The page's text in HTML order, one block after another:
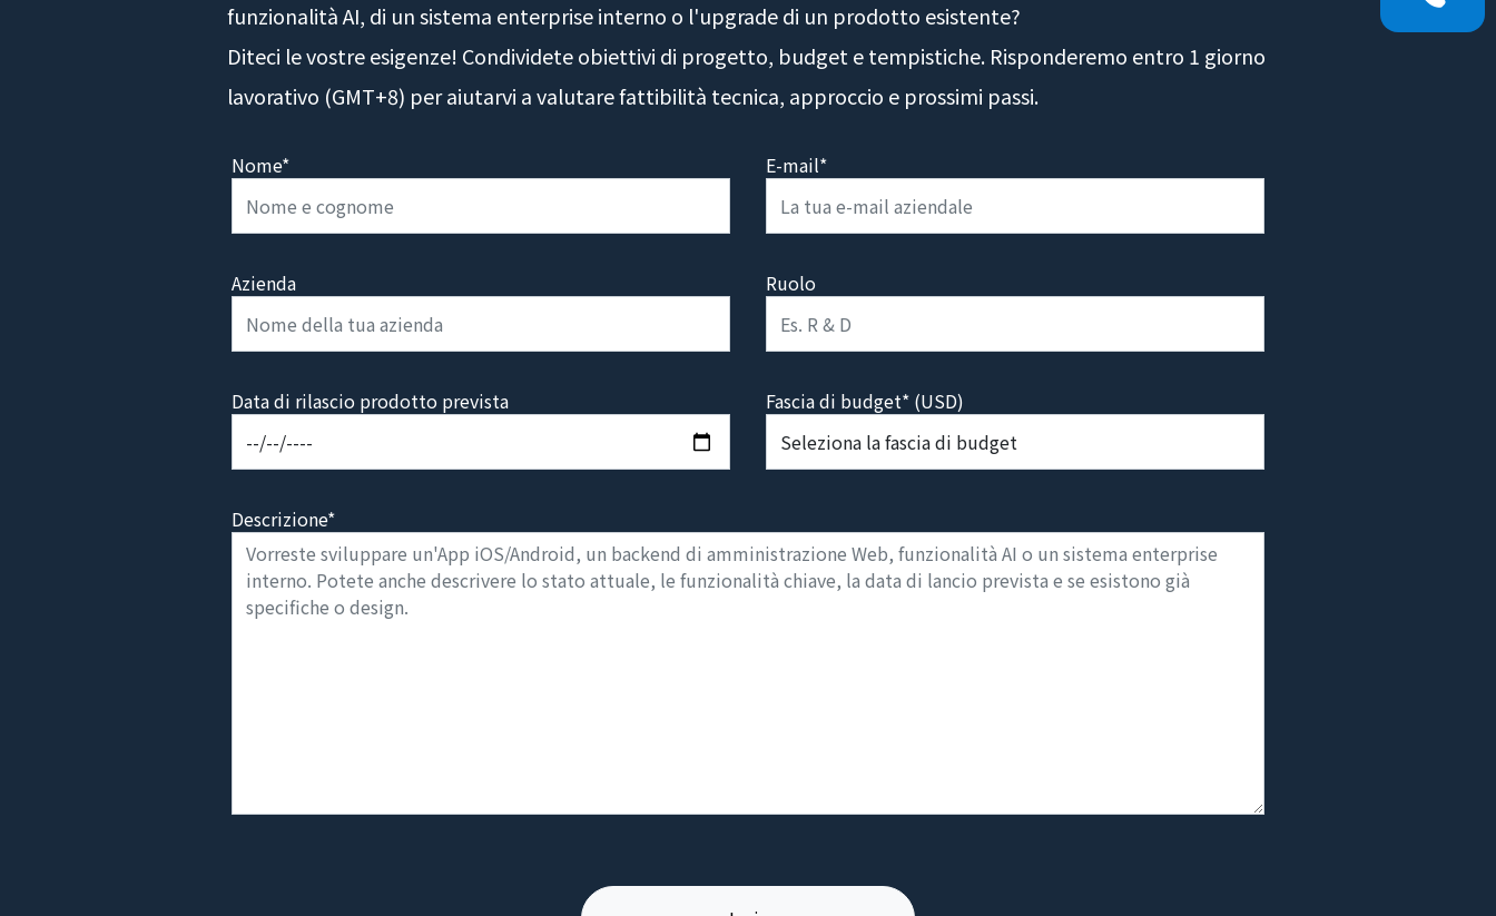
funzionalità AI, di un sistema enterprise interno o l'upgrade di un prodotto esistente?
Diteci le vostre esigenze! Condividete obiettivi di progetto, budget e tempistiche. Risponderemo entro 1 giorno
lavorativo (GMT+8) per aiutarvi a valutare fattibilità tecnica, approccio e prossimi passi.
Nome* E-mail*
Azienda Ruolo
Data di rilascio prodotto prevista Fascia di budget* (USD)
Descrizione*